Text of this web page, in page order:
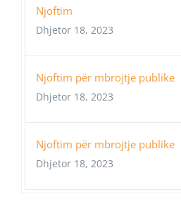
Njoftim
Dhjetor 18, 2023
Njoftim për mbrojtje publike
Dhjetor 18, 2023
Njoftim për mbrojtje publike
Dhjetor 18, 2023